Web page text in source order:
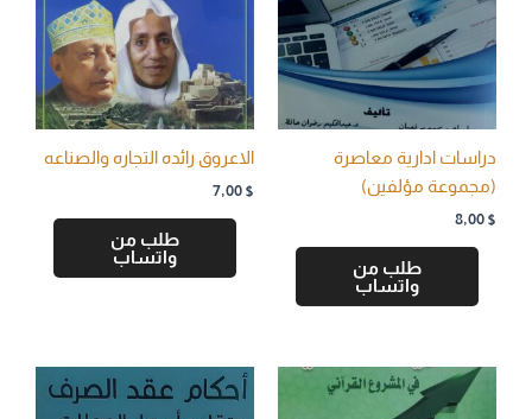
دراسات ادارية معاصرة
(مجموعة مؤلفين)
8,00 $
طلب من
واتساب
الاعروق رائده التجاره والصناعه
7,00 $
طلب من
واتساب